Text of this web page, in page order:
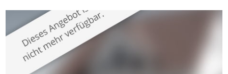
großzügige Räume und eine hochwertige Ausstattung, die
modernen Wohnkomfort mit einem stilvollen Ambiente
verbindet. Der […]